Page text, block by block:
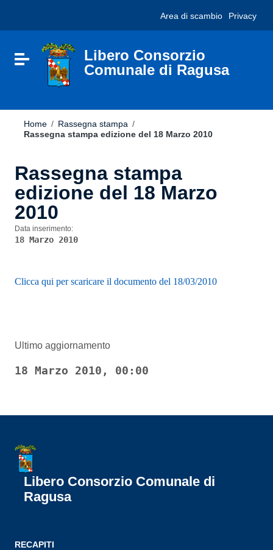
sito
include
Vai al footer
Area di scambio Privacy
Attiva / disattiva la navigazione
Libero Consorzio
Comunale di Ragusa
Home / Rassegna stampa /
Rassegna stampa edizione del 18 Marzo 2010
Rassegna stampa
edizione del 18 Marzo
2010
Data inserimento:
18 Marzo 2010
Clicca qui per scaricare il documento del 18/03/2010
Ultimo aggiornamento
18 Marzo 2010, 00:00
Libero Consorzio Comunale di
Ragusa
RECAPITI